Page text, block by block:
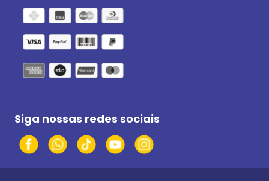
Siga nossas redes sociais